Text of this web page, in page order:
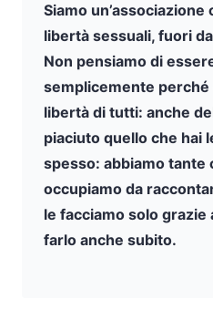
Siamo un’associazione
libertà sessuali, fuori
Non pensiamo di
semplicemente perché
libertà di tutti: anche
piaciuto quello che hai
spesso: abbiamo tante
occupiamo da
le facciamo solo grazie
farlo anche subito.